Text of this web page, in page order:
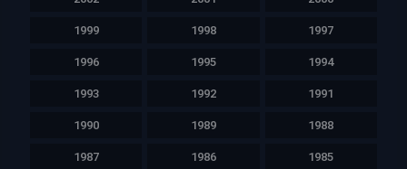
1999 1998 1997
1996 1995 1994
1993 1992 1991
1990 1989 1988
1987 1986 1985